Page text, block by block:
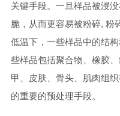
关键手段。一旦样品被浸
脆，从而更容易被粉碎, 粉
低温下，一些样品中的结
些样品包括聚合物、橡胶
甲、皮肤、骨头、肌肉组
的重要的预处理手段。